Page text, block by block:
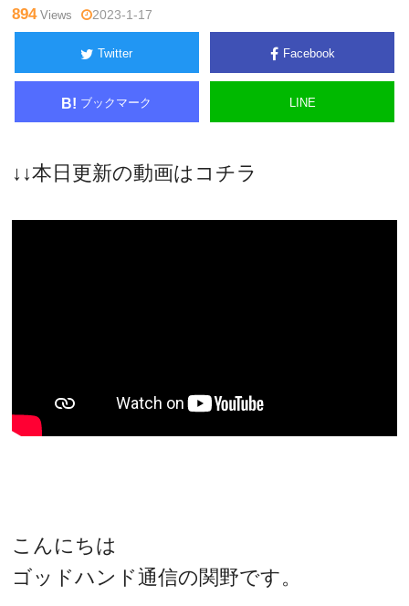
894Views 2023-1-17
Twitter Facebook
B! ブックマーク LINE
↓↓本日更新の動画はコチラ
こんにちは
ゴッドハンド通信の関野です。